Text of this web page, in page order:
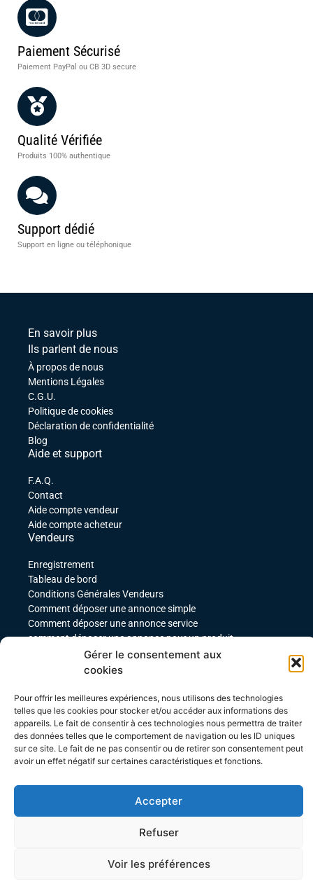
Gérer le consentement aux
cookies
Pour offrir les meilleures expériences, nous utilisons des technologies
telles que les cookies pour stocker et/ou accéder aux informations des
appareils. Le fait de consentir à ces technologies nous permettra de traiter
des données telles que le comportement de navigation ou les ID uniques
sur ce site. Le fait de ne pas consentir ou de retirer son consentement peut
avoir un effet négatif sur certaines caractéristiques et fonctions.
Accepter
Refuser
Voir les préférences
Paiement Sécurisé
Paiement PayPal ou CB 3D secure
Qualité Vérifiée
Produits 100% authentique
Support dédié
Support en ligne ou téléphonique
En savoir plus
Ils parlent de nous
À propos de nous
Mentions Légales
C.G.U.
Politique de cookies
Déclaration de confidentialité
Blog
Aide et support
F.A.Q.
Contact
Aide compte vendeur
Aide compte acheteur
Vendeurs
Enregistrement
Tableau de bord
Conditions Générales Vendeurs
Comment déposer une annonce simple
Comment déposer une annonce service
comment déposer une annonce pour un produit
téléchargeable
Déposer une annonce avec des variables
Mon compte
Mes commandes
Conditions Générales Acheteurs